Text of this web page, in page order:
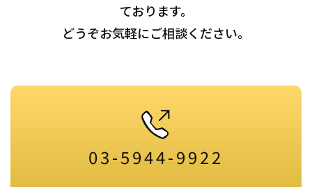
ております。
どうぞお気軽にご相談ください。
03-5944-9922